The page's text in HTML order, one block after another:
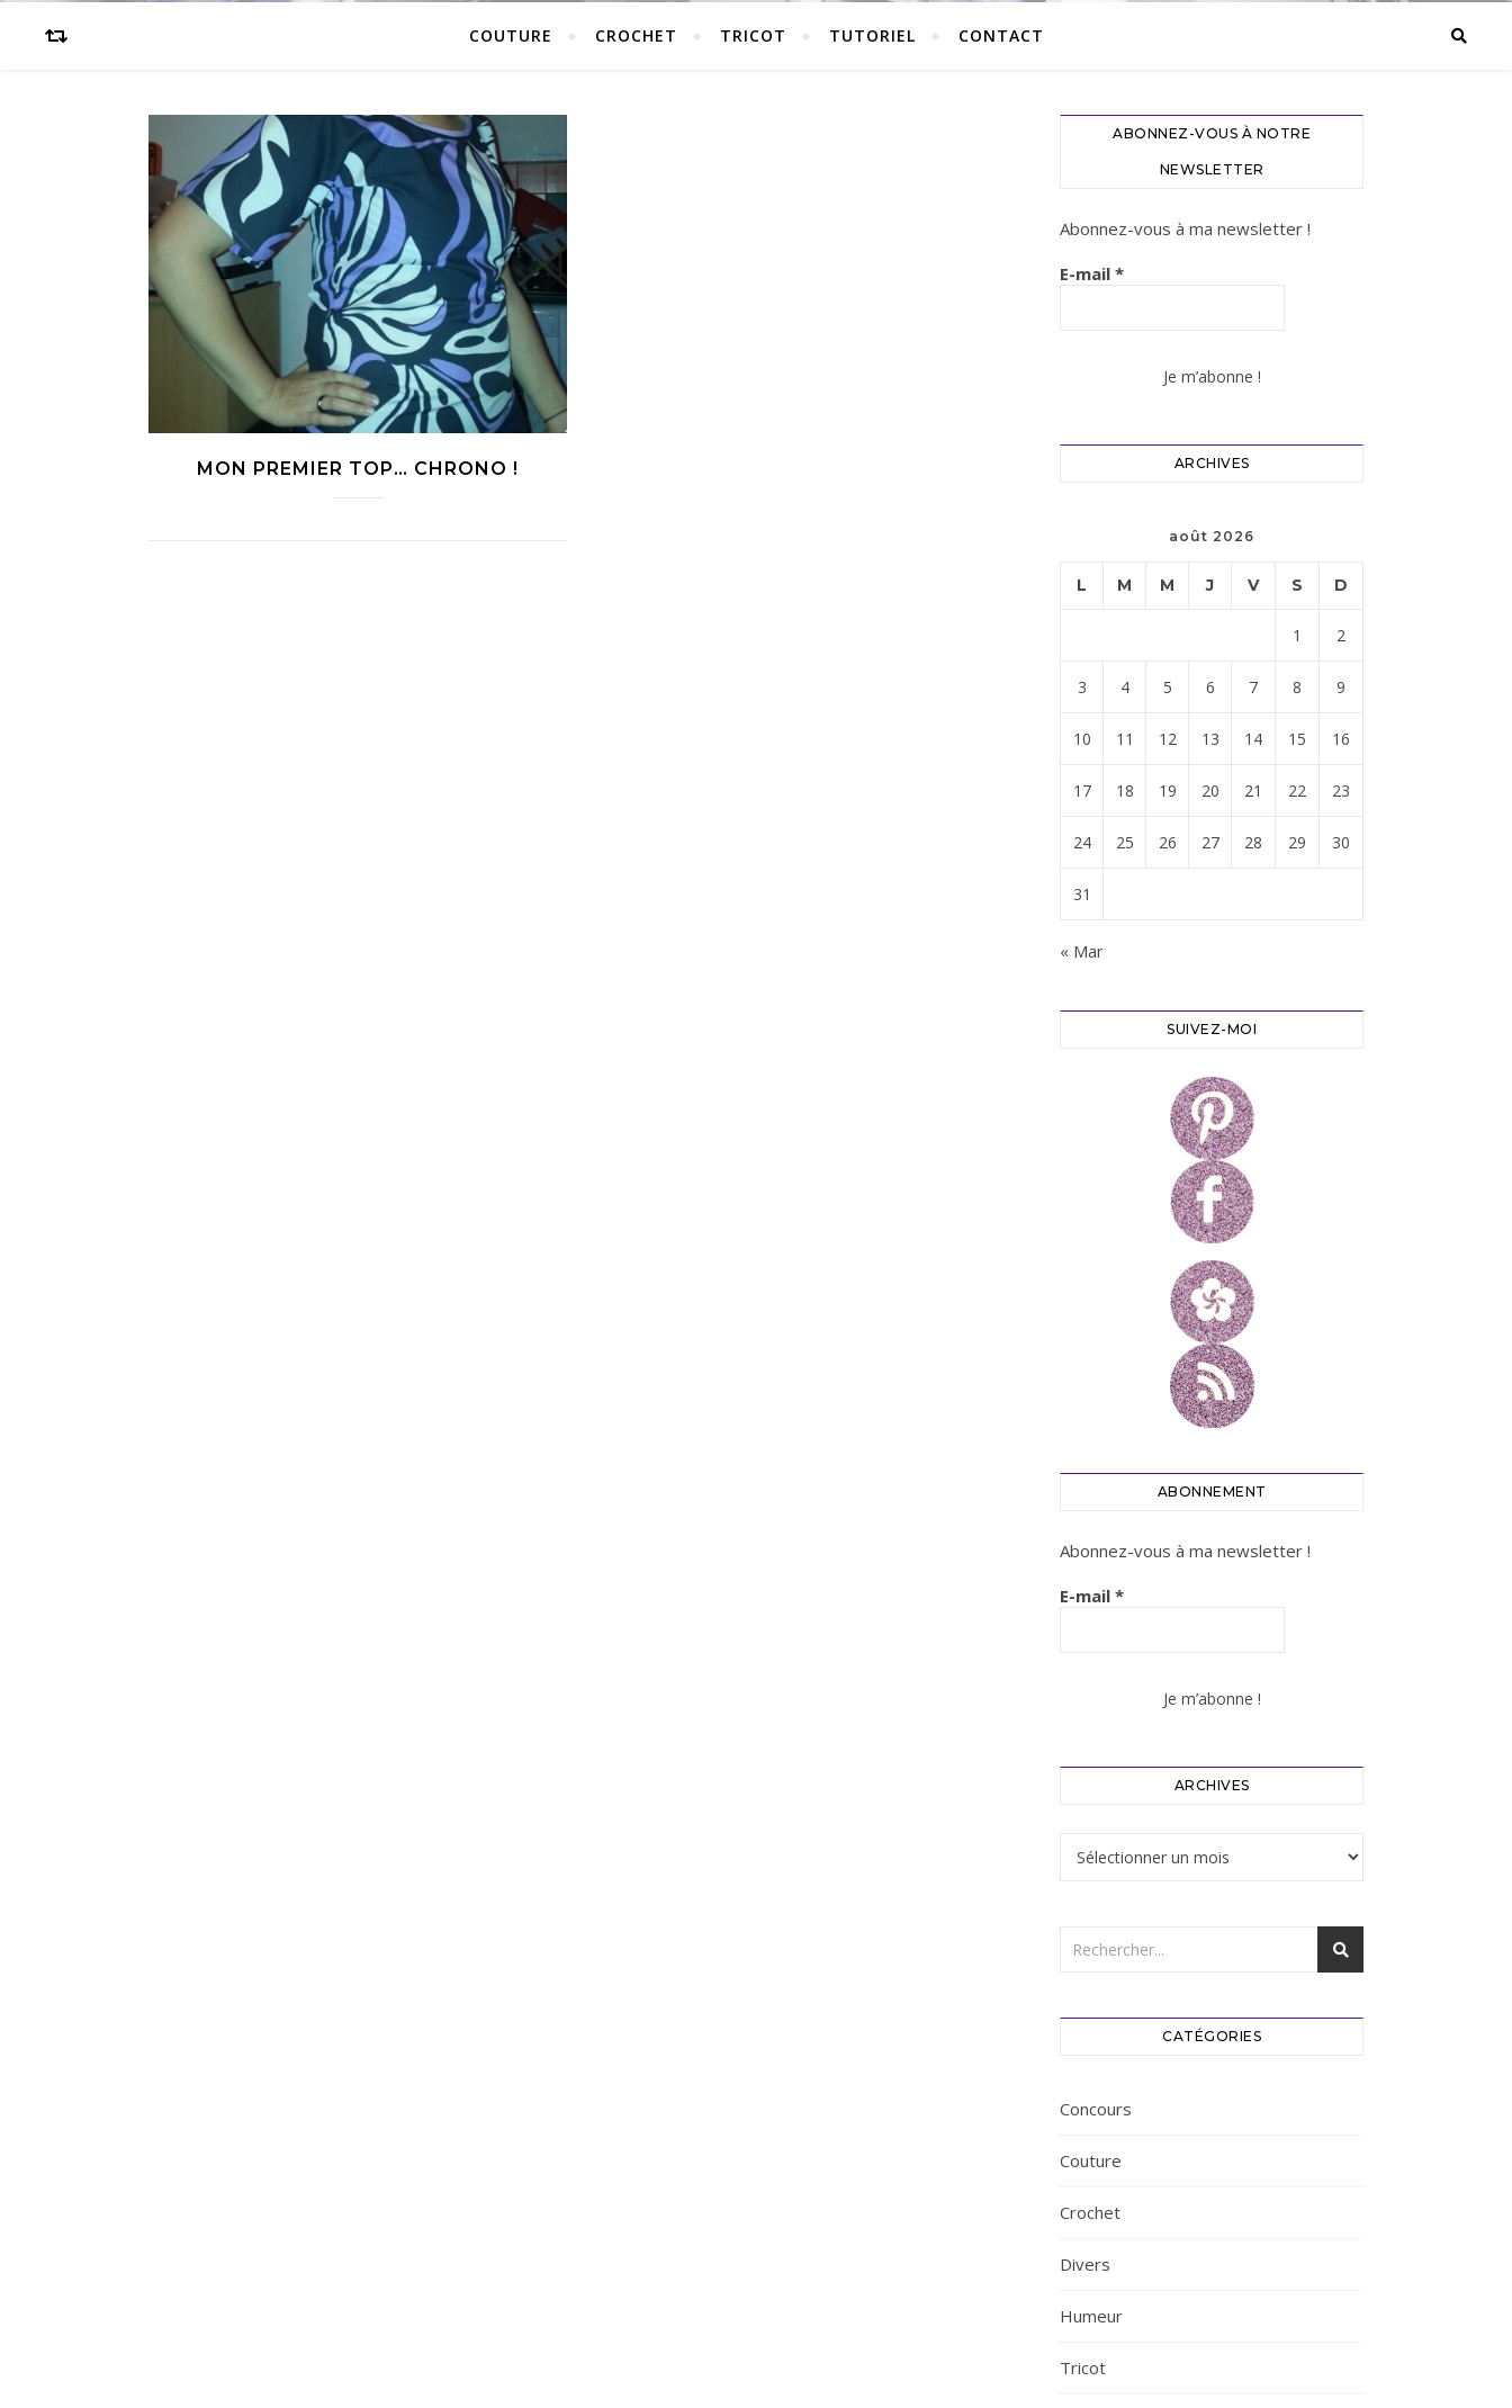
COUTURE CROCHET TRICOT TUTORIEL CONTACT
MON PREMIER TOP… CHRONO !
ABONNEZ-VOUS À NOTRE
NEWSLETTER
Abonnez-vous à ma newsletter !
E-mail *
ARCHIVES
août 2026
L M M J V S D
1 2
3 4 5 6 7 8 9
10 11 12 13 14 15 16
17 18 19 20 21 22 23
24 25 26 27 28 29 30
31
« Mar
SUIVEZ-MOI
ABONNEMENT
Abonnez-vous à ma newsletter !
E-mail *
ARCHIVES
Archives
CATÉGORIES
Concours
Couture
Crochet
Divers
Humeur
Tricot